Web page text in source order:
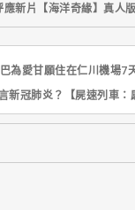
新片【海洋奇緣】真人版
為愛甘願住在仁川機場7
新冠肺炎？【屍速列車：